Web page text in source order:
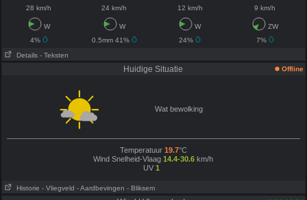
28 km/h 24 km/h 12 km/h 9 km/h
W W W
ZW
4%
0.5mm 41% 24%
7%
Details - Teksten
Huidige Situatie Offline
Wat bewolking
Temperatuur 19.7°C
Wind Snelheid-Vlaag 14.4-30.6 km/h
UV 1
Historie - Vliegveld - Aardbevingen - Bliksem